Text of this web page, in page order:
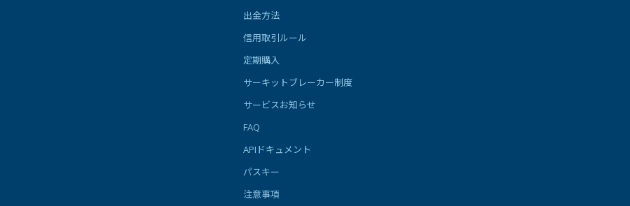
出金方法
信用取引ルール
定期購入
サーキットブレーカー制度
サービスお知らせ
FAQ
APIドキュメント
パスキー
注意事項